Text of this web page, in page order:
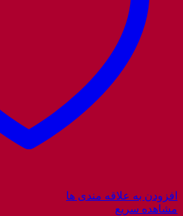
افزودن به علاقه مندی ها
مشاهده سریع